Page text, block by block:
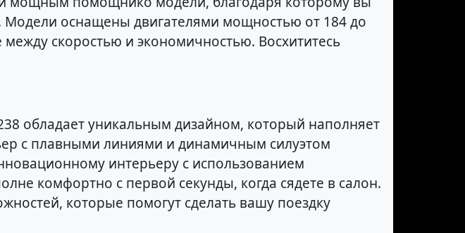
оснащены двигателями мощностью от 184 до
скоростью и экономичностью. Восхититесь
обладает уникальным дизайном, который наполняет
с плавными линиями и динамичным силуэтом
интерьеру с использованием
комфортно с первой секунды, когда сядете в салон.
которые помогут сделать вашу поездку